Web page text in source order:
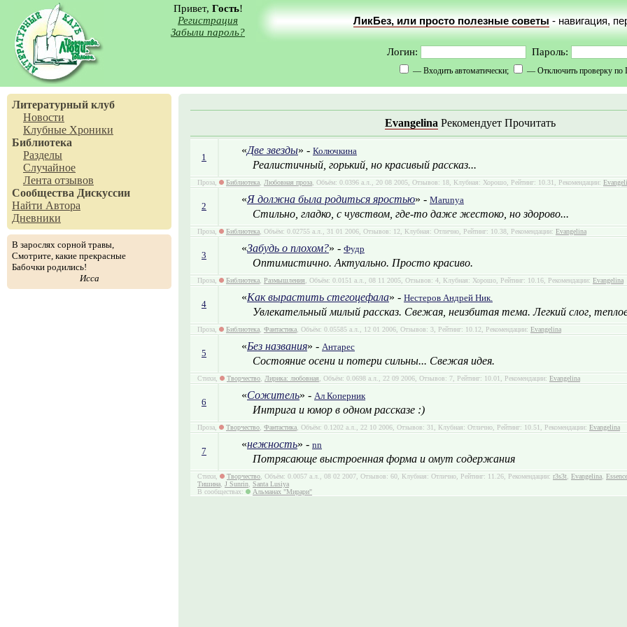
Привет, Гость!
Регистрация
Забыли пароль?
ЛикБез, или просто полезные советы - навигация,
Логин: Пароль:
— Входить автоматически; — Отключить проверку по
Литературный клуб
Новости
Клубные Хроники
Библиотека
Разделы
Случайное
Лента отзывов
Сообщества Дискуссии
Найти Автора
Дневники
В зарослях сорной травы,
Смотрите, какие прекрасные
Бабочки родились!
Исса
Evangelina Рекомендует Прочитать
1
«Две звезды» - Колючкина
Реалистичный, горький, но красивый рассказ...
Проза, Библиотека Любовная проза , Объём: 0.0396 а.л., 20 08 2005, Отзывов: 18, Клубная: Хорошо, Рейтинг: 10.31, Рекомендации:
2
«Я должна была родиться яростью» - Marunya
Стильно, гладко, с чувством, где-то даже жестоко, но здорово...
Проза, Библиотека , Объём: 0.02755 а.л., 31 01 2006, Отзывов: 12, Клубная: Отлично, Рейтинг: 10.38, Рекомендации: Evangelina
3
«Забудь о плохом?» - Фудр
Оптимистично. Актуально. Просто красиво.
Проза, Библиотека Размышления , Объём: 0.0151 а.л., 08 11 2005, Отзывов: 4, Клубная: Хорошо, Рейтинг: 10.16, Рекомендации: Evangelina
4
«Как вырастить стегоцефала» - Нестеров Андрей Ник.
Увлекательный милый рассказ. Свежая, неизбитая тема. Легкий слог,
Проза, Библиотека Фантастика , Объём: 0.05585 а.л., 12 01 2006, Отзывов: 3, Рейтинг: 10.12, Рекомендации: Evangelina
5
«Без названия» - Антарес
Состояние осени и потери сильны... Свежая идея.
Стихи, Творчество Лирика: любовная , Объём: 0.0698 а.л., 22 09 2006, Отзывов: 7, Рейтинг: 10.01, Рекомендации: Evangelina
6
«Сожитель» - Ал Коперник
Интрига и юмор в одном рассказе :)
Проза, Творчество Фантастика , Объём: 0.1202 а.л., 22 10 2006, Отзывов: 31, Клубная: Отлично, Рейтинг: 10.51, Рекомендации: Evangelina
7
«нежность» - nn
Потрясающе выстроенная форма и омут содержания
Стихи, Творчество , Объём: 0.0057 а.л., 08 02 2007, Отзывов: 60, Клубная: Отлично, Рейтинг: 11.26, Рекомендации: r3s3t Evangelina Essence
Тишина J Sunrin Santa Lusiya
В сообществах:
Альманах "Мирари"